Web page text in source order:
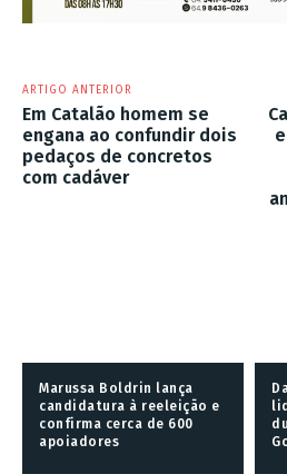
ARTIGO ANTERIOR
Em Catalão homem se
engana ao confundir dois
pedaços de concretos
com cadáver
Marussa Boldrin lança
candidatura à reeleição e
confirma cerca de 600
apoiadores